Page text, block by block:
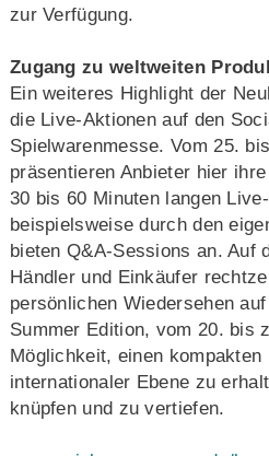
zur Verfügung.
Zugang zu weltweiten
Ein weiteres Highlight der
die Live-Aktionen auf den
Spielwarenmesse. Vom 25.
präsentieren Anbieter hier
30 bis 60 Minuten langen
beispielsweise durch den
bieten Q&A-Sessions an. Auf
Händler und Einkäufer
persönlichen Wiedersehen
Summer Edition, vom 20. bis
Möglichkeit, einen
internationaler Ebene zu
knüpfen und zu vertiefen.